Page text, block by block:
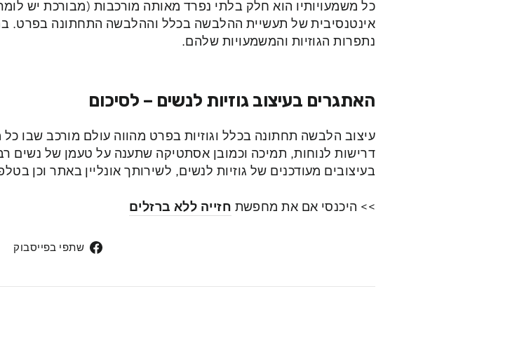
כל משמעויותיו הוא חלק בלתי נפרד מאותה מורכבות (מבורכת יש
אינטנסיבית של תעשיית ההלבשה בכלל וההלבשה התחתונה בפרט.
נתפרות הגוזיות והמשמעויות שלהם.
האתגרים בעיצוב גוזיות לנשים – לסיכום
עיצוב הלבשה תחתונה בכלל וגוזיות בפרט מהווה עולם מורכב שבו כל
דרישות לנוחות, תמיכה וכמובן אסתטיקה שתענה על טעמן של נשים
בעיצובים מעודכנים של גוזיות לנשים, לשירותך אונליין באתר וכן
>> היכנסי אם את מחפשת חזייה ללא ברזלים
שתפי בפייסבוק